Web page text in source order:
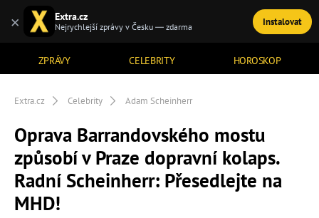
ZPRÁVY CELEBRITY HOROSKOP
TÉMATA
Extra.cz Celebrity Adam Scheinherr
Oprava Barrandovského mostu
způsobí v Praze dopravní kolaps.
Radní Scheinherr: Přesedlejte na
MHD!
× Extra.cz
Nejrychlejší zprávy v Česku — zdarma Instalovat